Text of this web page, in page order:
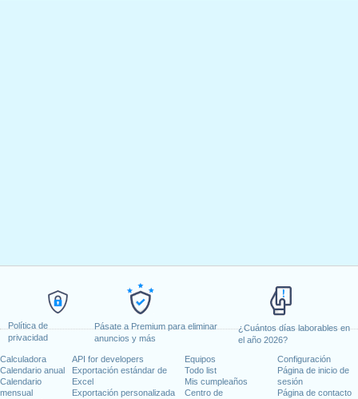
Política de
privacidad
Pásate a Premium para eliminar
anuncios y más
¿Cuántos días laborables en
el año 2026?
Calculadora
Calendario anual
Calendario
mensual
API for developers
Exportación estándar de
Excel
Exportación personalizada
Equipos
Todo list
Mis cumpleaños
Centro de
Configuración
Página de inicio de
sesión
Página de contacto